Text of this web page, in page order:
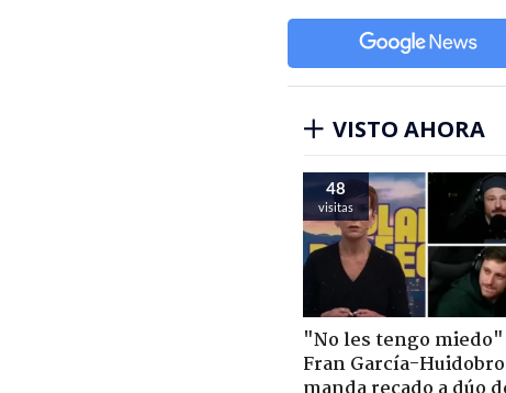
VISTO AHORA
48
visitas
"No les tengo
Fran García-Huidobro